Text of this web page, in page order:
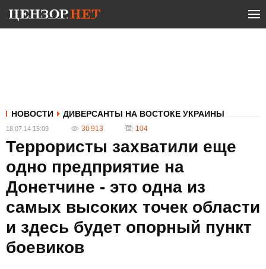
НОВОСТИ ДИВЕРСАНТЫ НА ВОСТОКЕ УКРАИНЫ
18.07.14 15:09 30 913 104
Террористы захватили еще
одно предприятие на
Донетчине - это одна из
самых высоких точек области
и здесь будет опорный пункт
боевиков